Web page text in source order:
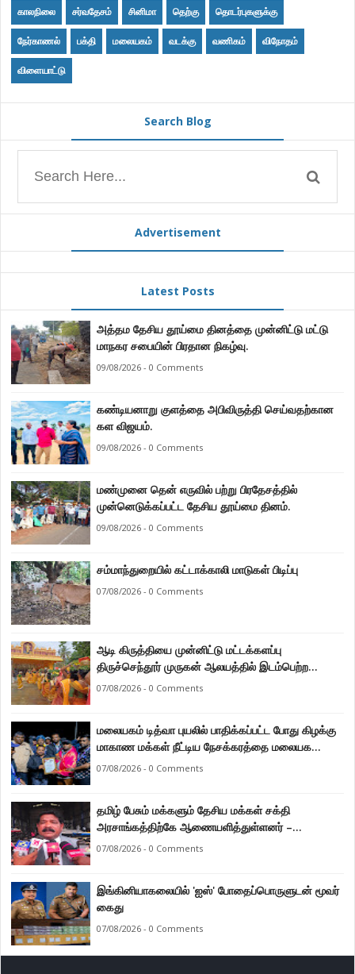
காலநிலை சர்வதேசம் சினிமா தெற்கு தொடர்புகளுக்கு
நேர்காணல் பக்தி மலையகம் வடக்கு வணிகம் விநோதம்
விளையாட்டு
Search Blog
Advertisement
Latest Posts
அத்தம தேசிய தூய்மை தினத்தை முன்னிட்டு மட்டு
மாநகர சபையின் பிரதான நிகழ்வு.
09/08/2026 - 0 Comments
கண்டியனாறு குளத்தை அபிவிருத்தி செய்வதற்கான
கள விஜயம்.
09/08/2026 - 0 Comments
மண்முனை தென் எருவில் பற்று பிரதேசத்தில்
முன்னெடுக்கப்பட்ட தேசிய தூய்மை தினம்.
09/08/2026 - 0 Comments
சம்மாந்துறையில் கட்டாக்காலி மாடுகள் பிடிப்பு
07/08/2026 - 0 Comments
ஆடி கிருத்தியை முன்னிட்டு மட்டக்களப்பு
திருச்செந்தூர் முருகன் ஆலயத்தில் இடம்பெற்ற
பால்குட பவனி 1008 சங்கா ஆபிஷேக நிகழ்வு.
07/08/2026 - 0 Comments
மலையகம் டித்வா புயலில் பாதிக்கப்பட்ட போது கிழக்கு
மாகாண மக்கள் நீட்டிய நேசக்கரத்தை மலையக
மக்கள் ஒருபோதும் மறக்கமாட்டார்கள் : நுவரெலியா
07/08/2026 - 0 Comments
தமிழ் பேசும் மக்களும் தேசிய மக்கள் சக்தி
அரசாங்கத்திற்கே ஆணையளித்துள்ளனர் –
கடற்றொழில் அமைச்சர் இராமலிங்கம் சந்திரசேகர்
07/08/2026 - 0 Comments
இங்கினியாகலையில் 'ஐஸ்' போதைப்பொருளுடன் மூவர்
கைது
07/08/2026 - 0 Comments